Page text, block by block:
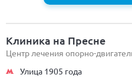
Клиника на Пресне
Центр лечения опорно-
Улица 1905 года